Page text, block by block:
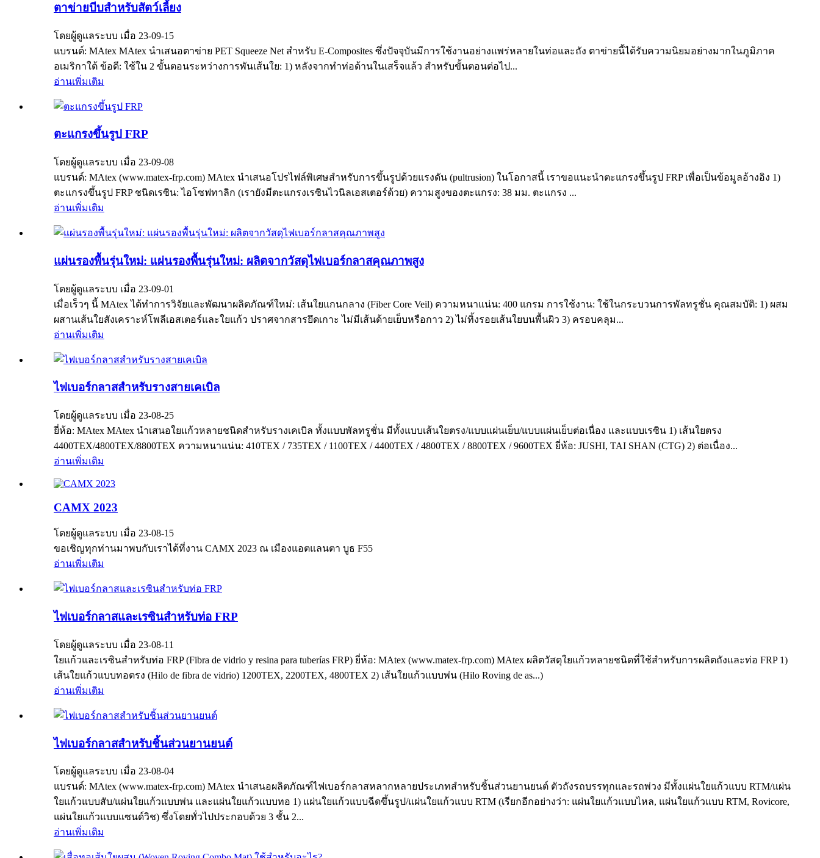
ตาข่ายบีบสำหรับสัตว์เลี้ยง
โดยผู้ดูแลระบบ เมื่อ 23-09-15
แบรนด์: MAtex MAtex นำเสนอตาข่าย PET Squeeze Net สำหรับ E-Composites ซึ่งปัจจุบันมีการใช้งานอย่างแพร่หลายในท่อและถัง ตาข่ายนี้ได้รับความนิยมอย่างมากในภูมิภาค
อเมริกาใต้ ข้อดี: ใช้ใน 2 ขั้นตอนระหว่างการพันเส้นใย: 1) หลังจากทำท่อด้านในเสร็จแล้ว สำหรับขั้นตอนต่อไป...
อ่านเพิ่มเติม
ตะแกรงขึ้นรูป FRP
โดยผู้ดูแลระบบ เมื่อ 23-09-08
แบรนด์: MAtex (www.matex-frp.com) MAtex นำเสนอโปรไฟล์พิเศษสำหรับการขึ้นรูปด้วยแรงดัน (pultrusion) ในโอกาสนี้ เราขอแนะนำตะแกรงขึ้นรูป FRP เพื่อเป็นข้อมูลอ้างอิง 1)
ตะแกรงขึ้นรูป FRP ชนิดเรซิน: ไอโซฟทาลิก (เรายังมีตะแกรงเรซินไวนิลเอสเตอร์ด้วย) ความสูงของตะแกรง: 38 มม. ตะแกรง ...
อ่านเพิ่มเติม
แผ่นรองพื้นรุ่นใหม่: แผ่นรองพื้นรุ่นใหม่: ผลิตจากวัสดุไฟเบอร์กลาสคุณภาพสูง
โดยผู้ดูแลระบบ เมื่อ 23-09-01
เมื่อเร็วๆ นี้ MAtex ได้ทำการวิจัยและพัฒนาผลิตภัณฑ์ใหม่: เส้นใยแกนกลาง (Fiber Core Veil) ความหนาแน่น: 400 แกรม การใช้งาน: ใช้ในกระบวนการพัลทรูชั่น คุณสมบัติ: 1) ผสม
ผสานเส้นใยสังเคราะห์โพลีเอสเตอร์และใยแก้ว ปราศจากสารยึดเกาะ ไม่มีเส้นด้ายเย็บหรือกาว 2) ไม่ทิ้งรอยเส้นใยบนพื้นผิว 3) ครอบคลุม...
อ่านเพิ่มเติม
ไฟเบอร์กลาสสำหรับรางสายเคเบิล
โดยผู้ดูแลระบบ เมื่อ 23-08-25
ยี่ห้อ: MAtex MAtex นำเสนอใยแก้วหลายชนิดสำหรับรางเคเบิล ทั้งแบบพัลทรูชั่น มีทั้งแบบเส้นใยตรง/แบบแผ่นเย็บ/แบบแผ่นเย็บต่อเนื่อง และแบบเรซิน 1) เส้นใยตรง
4400TEX/4800TEX/8800TEX ความหนาแน่น: 410TEX / 735TEX / 1100TEX / 4400TEX / 4800TEX / 8800TEX / 9600TEX ยี่ห้อ: JUSHI, TAI SHAN (CTG) 2) ต่อเนื่อง...
อ่านเพิ่มเติม
CAMX 2023
โดยผู้ดูแลระบบ เมื่อ 23-08-15
ขอเชิญทุกท่านมาพบกับเราได้ที่งาน CAMX 2023 ณ เมืองแอตแลนตา บูธ F55
อ่านเพิ่มเติม
ไฟเบอร์กลาสและเรซินสำหรับท่อ FRP
โดยผู้ดูแลระบบ เมื่อ 23-08-11
ใยแก้วและเรซินสำหรับท่อ FRP (Fibra de vidrio y resina para tuberías FRP) ยี่ห้อ: MAtex (www.matex-frp.com) MAtex ผลิตวัสดุใยแก้วหลายชนิดที่ใช้สำหรับการผลิตถังและท่อ FRP 1)
เส้นใยแก้วแบบทอตรง (Hilo de fibra de vidrio) 1200TEX, 2200TEX, 4800TEX 2) เส้นใยแก้วแบบพ่น (Hilo Roving de as...)
อ่านเพิ่มเติม
ไฟเบอร์กลาสสำหรับชิ้นส่วนยานยนต์
โดยผู้ดูแลระบบ เมื่อ 23-08-04
แบรนด์: MAtex (www.matex-frp.com) MAtex นำเสนอผลิตภัณฑ์ไฟเบอร์กลาสหลากหลายประเภทสำหรับชิ้นส่วนยานยนต์ ตัวถังรถบรรทุกและรถพ่วง มีทั้งแผ่นใยแก้วแบบ RTM/แผ่น
ใยแก้วแบบสับ/แผ่นใยแก้วแบบพ่น และแผ่นใยแก้วแบบทอ 1) แผ่นใยแก้วแบบฉีดขึ้นรูป/แผ่นใยแก้วแบบ RTM (เรียกอีกอย่างว่า: แผ่นใยแก้วแบบไหล, แผ่นใยแก้วแบบ RTM, Rovicore,
แผ่นใยแก้วแบบแซนด์วิช) ซึ่งโดยทั่วไปประกอบด้วย 3 ชั้น 2...
อ่านเพิ่มเติม